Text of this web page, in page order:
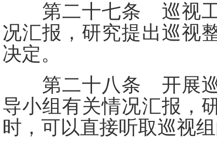
第二十七条 巡视工
况汇报，研究提出巡视
决定。
第二十八条 开展巡
导小组有关情况汇报，
时，可以直接听取巡视